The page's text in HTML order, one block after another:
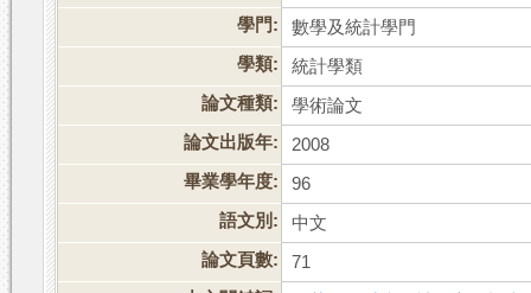
學門:
數學及統計學門
學類:
統計學類
論文種類:
學術論文
論文出版年:
2008
畢業學年度:
96
語文別:
中文
論文頁數:
71